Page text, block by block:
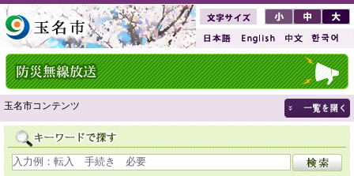
玉名市コンテンツ